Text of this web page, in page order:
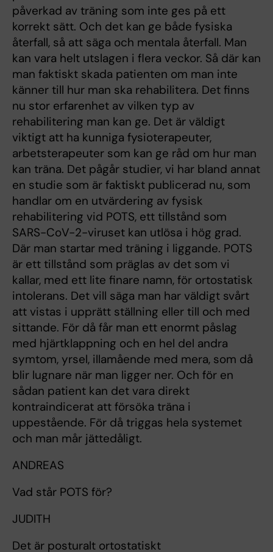
påverkad av träning som inte ges på ett
korrekt sätt. Och det kan ge både fysiska
återfall, så att säga och mentala återfall. Man
kan vara helt utslagen i flera veckor. Så där kan
man faktiskt skada patienten om man inte
känner till hur man ska rehabilitera. Det finns
nu stor erfarenhet av vilken typ av
rehabilitering man kan ge. Det är väldigt
viktigt att ha kunniga fysioterapeuter,
arbetsterapeuter som kan ge råd om hur man
kan träna. Det pågår studier, vi har bland annat
en studie som är faktiskt publicerad nu, som
handlar om en utvärdering av fysisk
rehabilitering vid POTS, ett tillstånd som
SARS-CoV-2-viruset kan utlösa i hög grad.
Där man startar med träning i liggande. POTS
är ett tillstånd som präglas av det som vi
kallar, med ett lite finare namn, för ortostatisk
intolerans. Det vill säga man har väldigt svårt
att vistas i upprätt ställning eller till och med
sittande. För då får man ett enormt påslag
med hjärtklappning och en hel del andra
symtom, yrsel, illamående med mera, som då
blir lugnare när man ligger ner. Och för en
sådan patient kan det vara direkt
kontraindicerat att försöka träna i
uppestående. För då triggas hela systemet
och man mår jättedåligt.
ANDREAS
Vad står POTS för?
JUDITH
Det är posturalt ortostatiskt